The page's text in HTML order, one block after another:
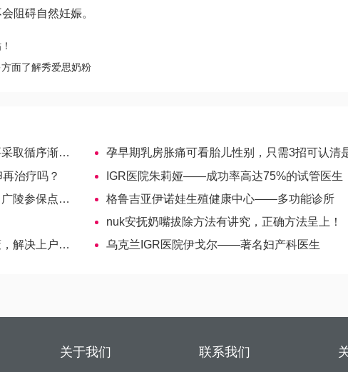
阻碍自然妊娠。
面了解秀爱思奶粉
序渐进原则
孕早期乳房胀痛可看胎儿性别，只需3招可认清是男是
治疗吗？
IGR医院朱莉娅——成功率高达75%的试管医生
清单赶收好
格鲁吉亚伊诺娃生殖健康中心——多功能诊所
nuk安抚奶嘴拔除方法有讲究，正确方法呈上！
决上户难题
乌克兰IGR医院伊戈尔——著名妇产科医生
关于我们 联系我们